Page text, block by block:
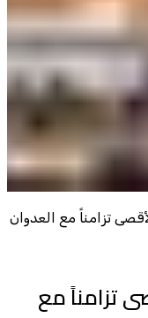
تزامناً مع العدوان
تزامناً مع